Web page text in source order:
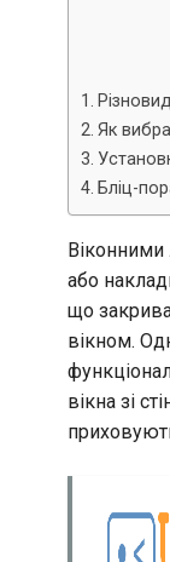
Як
Бліц-
або
що
вікном.
вікна зі